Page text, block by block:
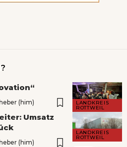
LANDKREIS
ROTTWEIL
(him)
LANDKREIS
ROTTWEIL
Umsatz
(him)